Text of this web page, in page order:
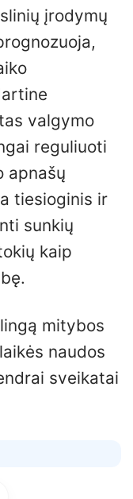
įrodymų
valgymo
reguliuoti
apnašų
tiesioginis ir
sunkių
kaip
mitybos
naudos
sveikatai